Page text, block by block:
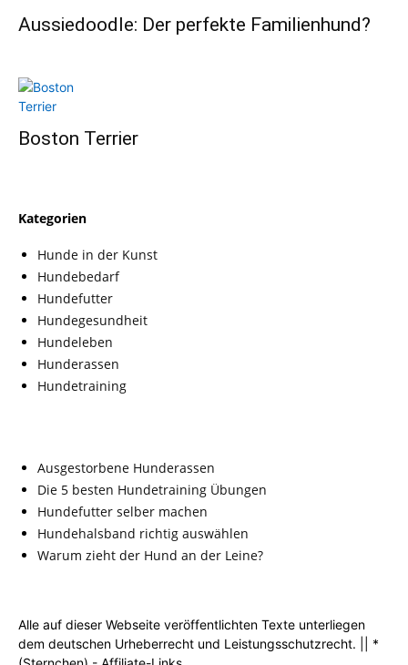
Aussiedoodle: Der perfekte Familienhund?
Boston Terrier
Kategorien
Hunde in der Kunst
Hundebedarf
Hundefutter
Hundegesundheit
Hundeleben
Hunderassen
Hundetraining
Ausgestorbene Hunderassen
Die 5 besten Hundetraining Übungen
Hundefutter selber machen
Hundehalsband richtig auswählen
Warum zieht der Hund an der Leine?
Alle auf dieser Webseite veröffentlichten Texte unterliegen
dem deutschen Urheberrecht und Leistungsschutzrecht. || *